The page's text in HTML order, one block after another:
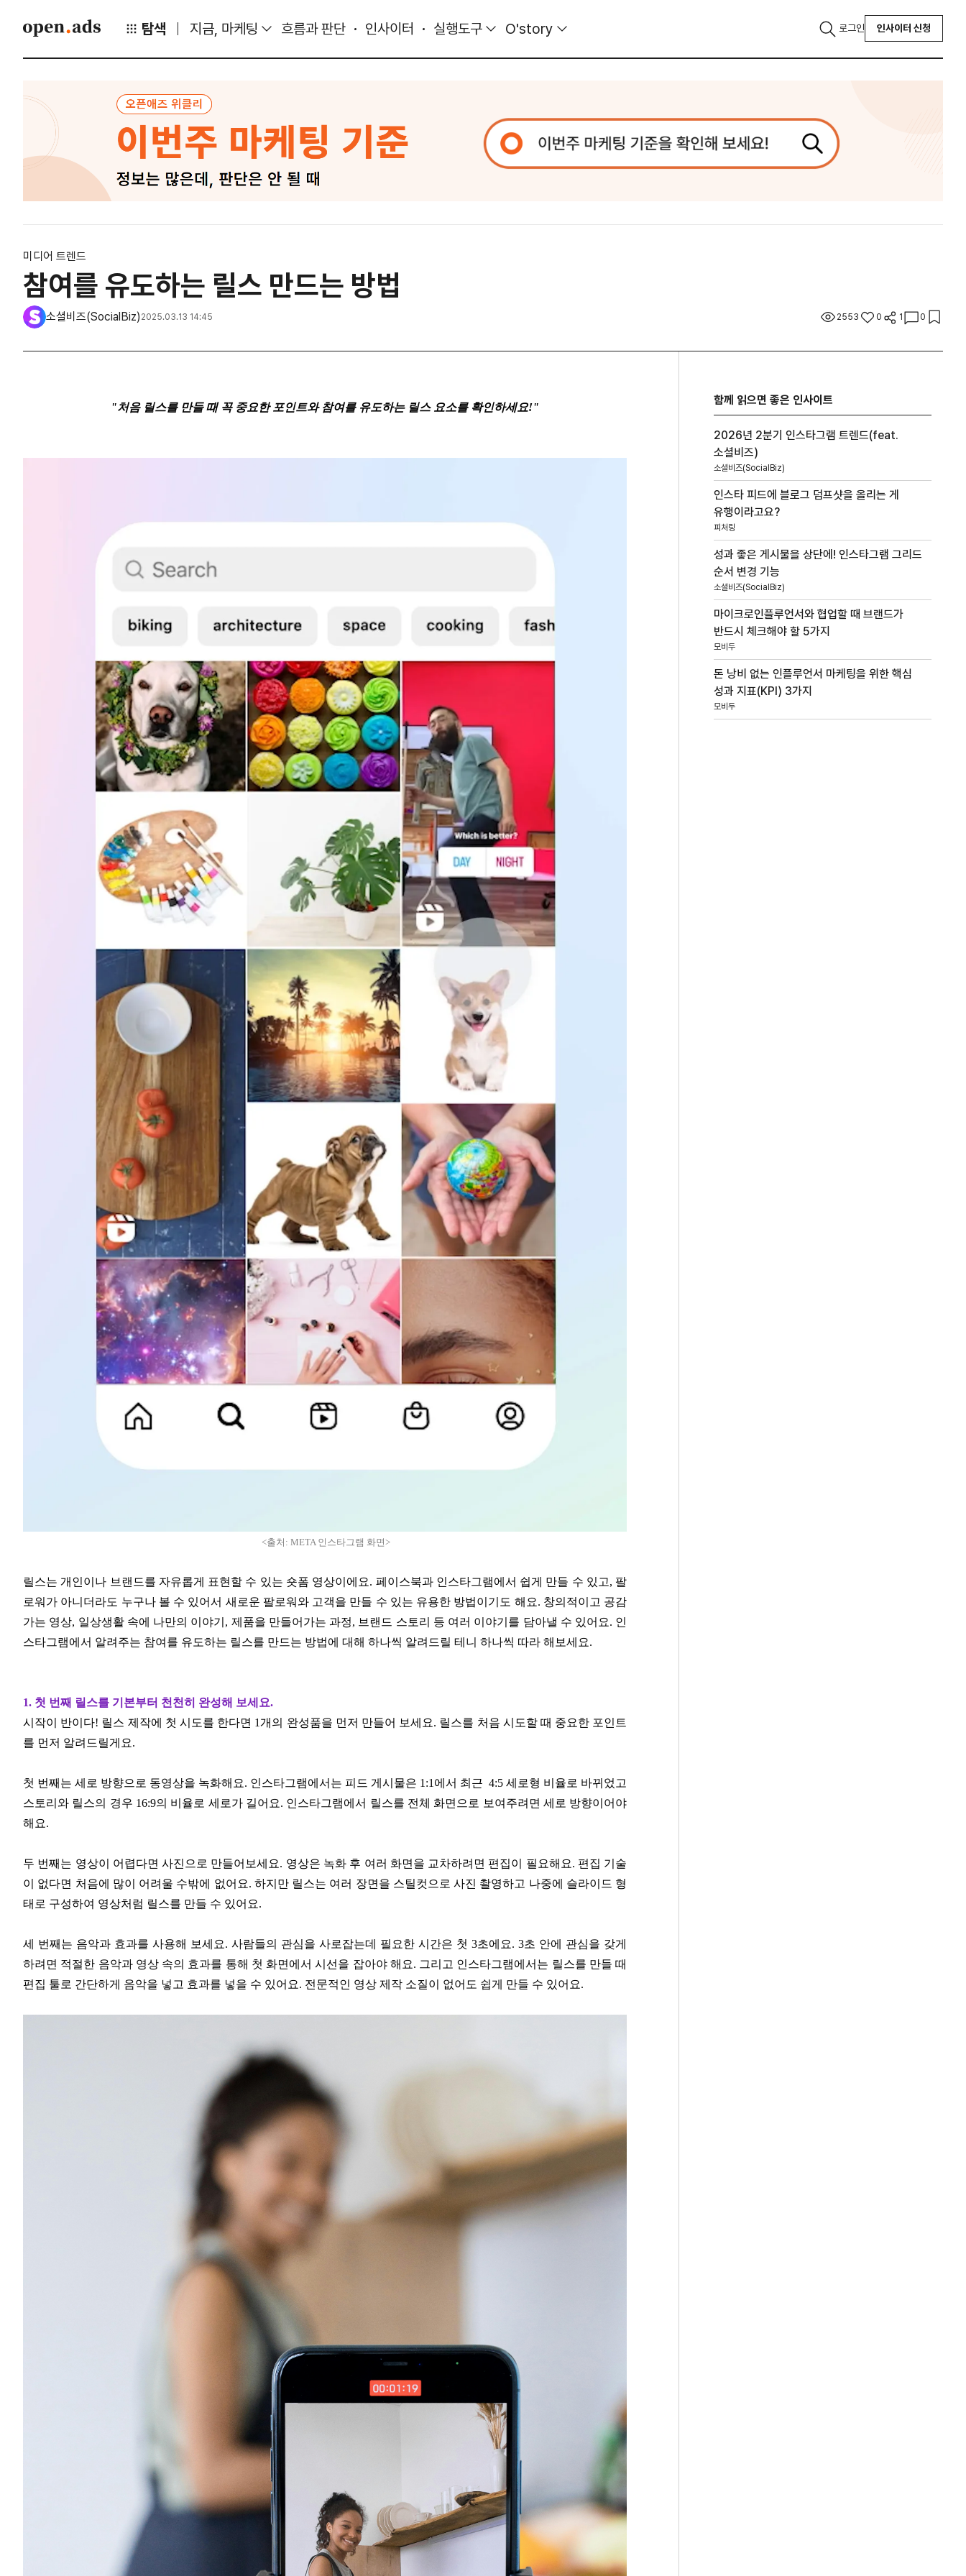
탐색 지금, 마케팅 흐름과 판단 인사이터 실행도구 O'story 로그인 인사이터 신청
미디어 트렌드
참여를 유도하는 릴스 만드는 방법
소셜비즈(SocialBiz) 2025.03.13 14:45 2553 0 1 0
"처음 릴스를 만들 때 꼭 중요한 포인트와 참여를 유도하는 릴스 요소를 확인하세요!"
<출처: META 인스타그램 화면>
릴스는 개인이나 브랜드를 자유롭게 표현할 수 있는 숏폼 영상이에요. 페이스북과 인스타그램에서 쉽게 만들 수 있고, 팔
로워가 아니더라도 누구나 볼 수 있어서 새로운 팔로워와 고객을 만들 수 있는 유용한 방법이기도 해요. 창의적이고 공감
가는 영상, 일상생활 속에 나만의 이야기, 제품을 만들어가는 과정, 브랜드 스토리 등 여러 이야기를 담아낼 수 있어요. 인
스타그램에서 알려주는 참여를 유도하는 릴스를 만드는 방법에 대해 하나씩 알려드릴 테니 하나씩 따라 해보세요.
1. 첫 번째 릴스를 기본부터 천천히 완성해 보세요.
시작이 반이다! 릴스 제작에 첫 시도를 한다면 1개의 완성품을 먼저 만들어 보세요. 릴스를 처음 시도할 때 중요한 포인트
를 먼저 알려드릴게요.
첫 번째는 세로 방향으로 동영상을 녹화해요. 인스타그램에서는 피드 게시물은 1:1에서 최근 4:5 세로형 비율로 바뀌었고
스토리와 릴스의 경우 16:9의 비율로 세로가 길어요. 인스타그램에서 릴스를 전체 화면으로 보여주려면 세로 방향이어야
해요.​
두 번째는 영상이 어렵다면 사진으로 만들어보세요. 영상은 녹화 후 여러 화면을 교차하려면 편집이 필요해요. 편집 기술
이 없다면 처음에 많이 어려울 수밖에 없어요. 하지만 릴스는 여러 장면을 스틸컷으로 사진 촬영하고 나중에 슬라이드 형
태로 구성하여 영상처럼 릴스를 만들 수 있어요.
세 번째는 음악과 효과를 사용해 보세요. 사람들의 관심을 사로잡는데 필요한 시간은 첫 3초에요. 3초 안에 관심을 갖게
하려면 적절한 음악과 영상 속의 효과를 통해 첫 화면에서 시선을 잡아야 해요. 그리고 인스타그램에서는 릴스를 만들 때
편집 툴로 간단하게 음악을 넣고 효과를 넣을 수 있어요. 전문적인 영상 제작 소질이 없어도 쉽게 만들 수 있어요.
함께 읽으면 좋은 인사이트
2026년 2분기 인스타그램 트렌드(feat.
소셜비즈)
소셜비즈(SocialBiz)
인스타 피드에 블로그 덤프샷을 올리는 게
유행이라고요?
피처링
성과 좋은 게시물을 상단에! 인스타그램 그리드
순서 변경 기능
소셜비즈(SocialBiz)
마이크로인플루언서와 협업할 때 브랜드가
반드시 체크해야 할 5가지
모비두
돈 낭비 없는 인플루언서 마케팅을 위한 핵심
성과 지표(KPI) 3가지
모비두